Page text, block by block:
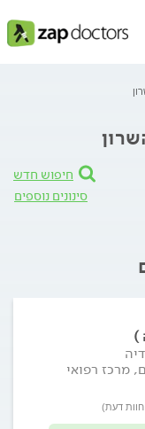
חיפוש חדש
סינונים נוספים
)
מרכז רפואי